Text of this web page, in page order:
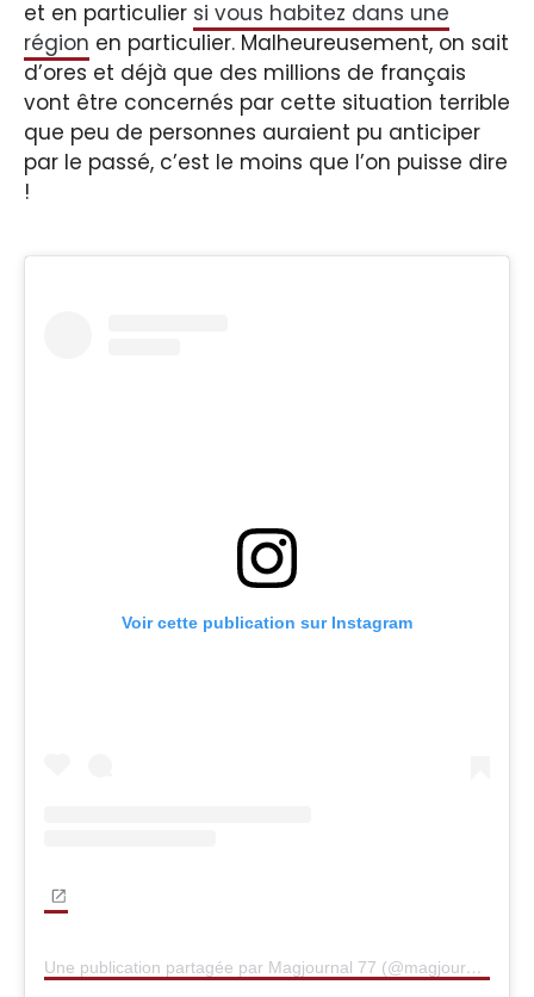
et en particulier si vous habitez dans une
région en particulier. Malheureusement, on sait
d’ores et déjà que des millions de français
vont être concernés par cette situation terrible
que peu de personnes auraient pu anticiper
par le passé, c’est le moins que l’on puisse dire
!
Voir cette publication sur Instagram
Une publication partagée par Magjournal 77 (@magjournal77)